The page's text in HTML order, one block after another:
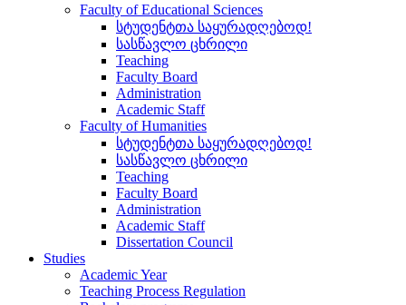
Faculty of Educational Sciences
სტუდენტთა საყურადღებოდ!
სასწავლო ცხრილი
Teaching
Faculty Board
Administration
Academic Staff
Faculty of Humanities
სტუდენტთა საყურადღებოდ!
სასწავლო ცხრილი
Teaching
Faculty Board
Administration
Academic Staff
Dissertation Council
Studies
Academic Year
Teaching Process Regulation